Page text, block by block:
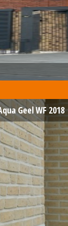
Geel WF 2018